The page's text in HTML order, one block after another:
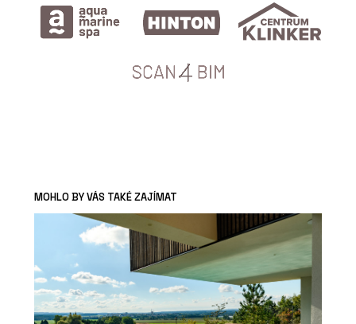
MOHLO BY VÁS TAKÉ ZAJÍMAT